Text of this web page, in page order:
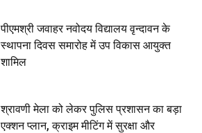
पीएमश्री जवाहर नवोदय विद्यालय वृन्दावन के
स्थापना दिवस समारोह में उप विकास आयुक्त
शामिल
श्रावणी मेला को लेकर पुलिस प्रशासन का बड़ा
एक्शन प्लान, क्राइम मीटिंग में सुरक्षा और